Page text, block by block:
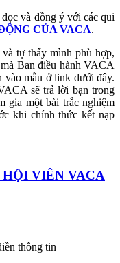
và đồng ý với các qui
CỦA VACA.
tự thấy mình phù hợp,
Ban điều hành VACA
vào mẫu ở link dưới đây.
sẽ trả lời bạn trong
gia một bài trắc nghiệm
khi chính thức kết nạp
VIÊN VACA
thông tin